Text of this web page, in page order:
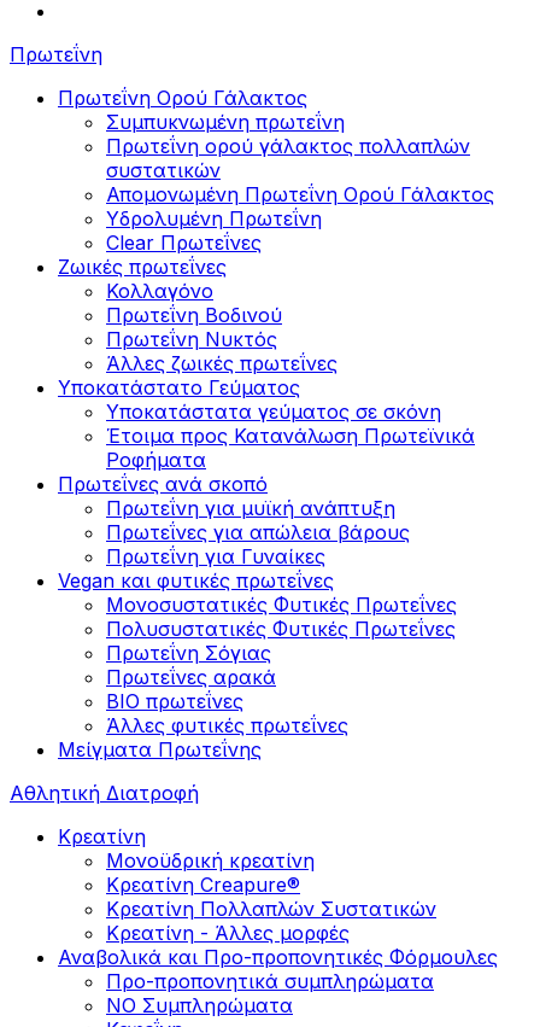
Πρωτεΐνη
Πρωτεΐνη Ορού Γάλακτος
Συμπυκνωμένη πρωτεΐνη
Πρωτεΐνη ορού γάλακτος πολλαπλών
συστατικών
Απομονωμένη Πρωτεΐνη Ορού Γάλακτος
Υδρολυμένη Πρωτεΐνη
Clear Πρωτεΐνες
Ζωικές πρωτεΐνες
Κολλαγόνο
Πρωτεΐνη Βοδινού
Πρωτεΐνη Νυκτός
Άλλες ζωικές πρωτεΐνες
Υποκατάστατο Γεύματος
Υποκατάστατα γεύματος σε σκόνη
Έτοιμα προς Κατανάλωση Πρωτεϊνικά
Ροφήματα
Πρωτεΐνες ανά σκοπό
Πρωτεΐνη για μυϊκή ανάπτυξη
Πρωτεΐνες για απώλεια βάρους
Πρωτεΐνη για Γυναίκες
Vegan και φυτικές πρωτεΐνες
Μονοσυστατικές Φυτικές Πρωτεΐνες
Πολυσυστατικές Φυτικές Πρωτεΐνες
Πρωτεΐνη Σόγιας
Πρωτεΐνες αρακά
ΒIO πρωτεΐνες
Άλλες φυτικές πρωτεΐνες
Μείγματα Πρωτεΐνης
Αθλητική Διατροφή
Κρεατίνη
Μονοϋδρική κρεατίνη
Κρεατίνη Creapure®
Κρεατίνη Πολλαπλών Συστατικών
Κρεατίνη - Άλλες μορφές
Αναβολικά και Προ-προπονητικές Φόρμουλες
Προ-προπονητικά συμπληρώματα
ΝΟ Συμπληρώματα